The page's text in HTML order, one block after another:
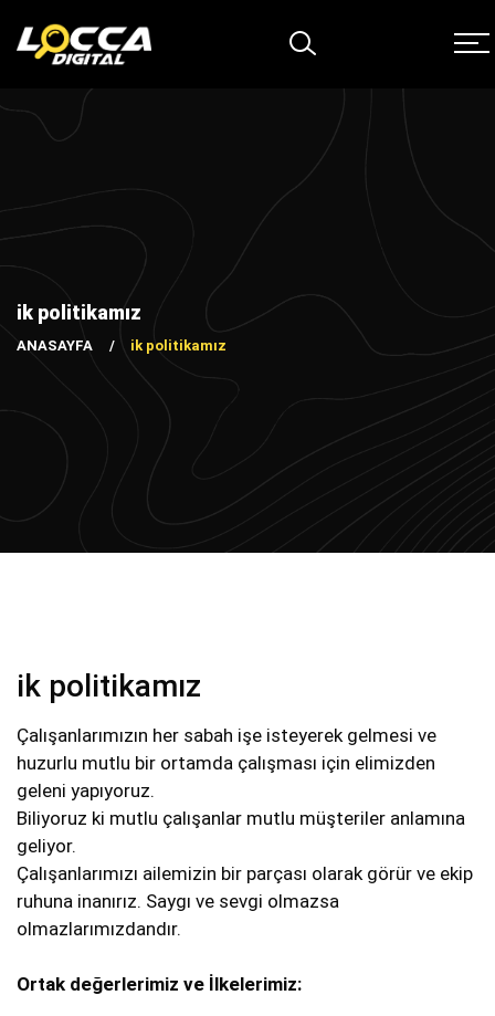
ik politikamız
ANASAYFA ik politikamız
ik politikamız
Çalışanlarımızın her sabah işe isteyerek gelmesi ve
huzurlu mutlu bir ortamda çalışması için elimizden
geleni yapıyoruz.
Biliyoruz ki mutlu çalışanlar mutlu müşteriler anlamına
geliyor.
Çalışanlarımızı ailemizin bir parçası olarak görür ve ekip
ruhuna inanırız. Saygı ve sevgi olmazsa
olmazlarımızdandır.
Ortak değerlerimiz ve İlkelerimiz: